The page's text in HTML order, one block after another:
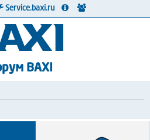
BAXI
Service.baxi.ru